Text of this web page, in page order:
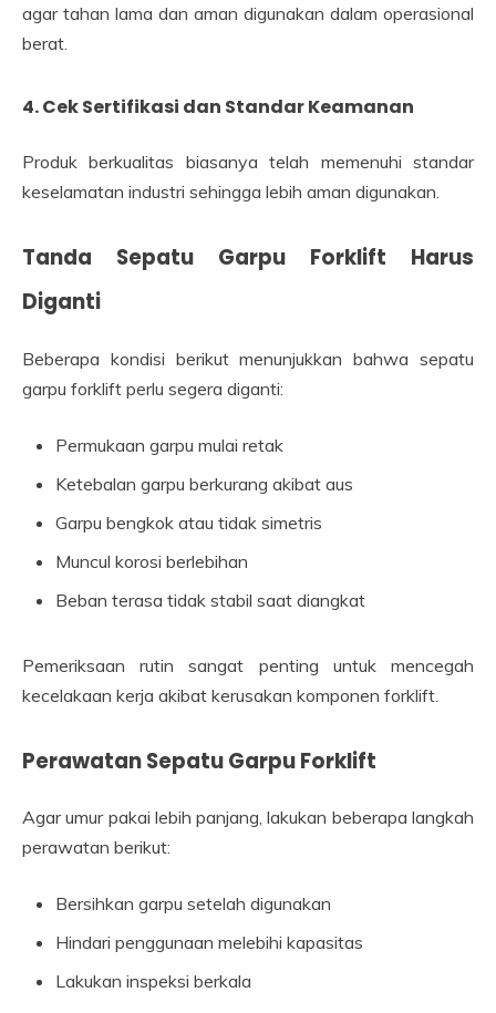
agar tahan lama dan aman digunakan dalam operasional
berat.
4. Cek Sertifikasi dan Standar Keamanan
Produk berkualitas biasanya telah memenuhi standar
keselamatan industri sehingga lebih aman digunakan.
Tanda Sepatu Garpu Forklift Harus
Diganti
Beberapa kondisi berikut menunjukkan bahwa sepatu
garpu forklift perlu segera diganti:
Permukaan garpu mulai retak
Ketebalan garpu berkurang akibat aus
Garpu bengkok atau tidak simetris
Muncul korosi berlebihan
Beban terasa tidak stabil saat diangkat
Pemeriksaan rutin sangat penting untuk mencegah
kecelakaan kerja akibat kerusakan komponen forklift.
Perawatan Sepatu Garpu Forklift
Agar umur pakai lebih panjang, lakukan beberapa langkah
perawatan berikut:
Bersihkan garpu setelah digunakan
Hindari penggunaan melebihi kapasitas
Lakukan inspeksi berkala